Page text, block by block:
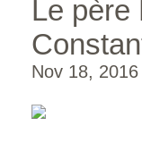
Le père
Nov 18, 2016